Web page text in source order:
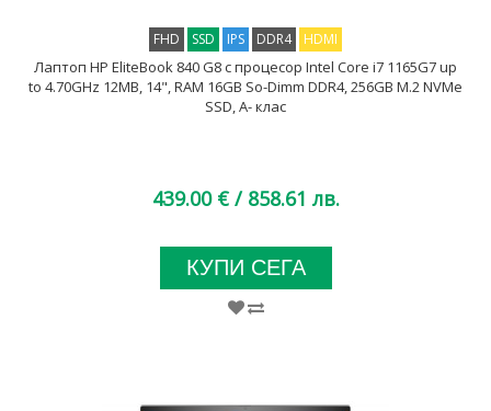
FHD SSD IPS DDR4 HDMI
Лаптоп HP EliteBook 840 G8 с процесор Intel Core i7 1165G7 up
to 4.70GHz 12MB, 14", RAM 16GB So-Dimm DDR4, 256GB M.2 NVMe
SSD, A- клас
439.00 € / 858.61 лв.
КУПИ СЕГА